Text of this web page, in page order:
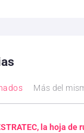
Más del
la hoja de